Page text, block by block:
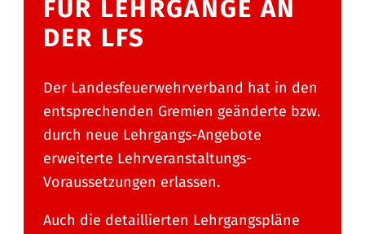
FÜR LEHRGÄNGE AN
DER LFS
Der Landesfeuerwehrverband hat in den
entsprechenden Gremien geänderte bzw.
durch neue Lehrgangs-Angebote
erweiterte Lehrveranstaltungs-
Voraussetzungen erlassen.
Auch die detaillierten Lehrgangspläne